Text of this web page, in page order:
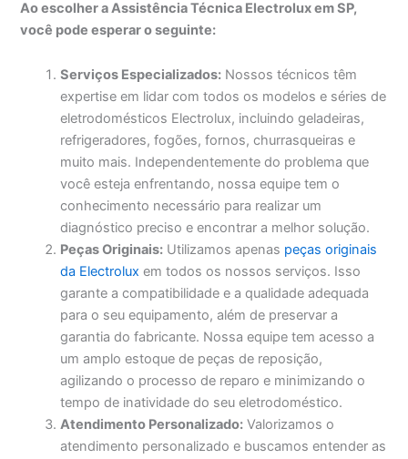
Ao escolher a Assistência Técnica Electrolux em SP,
você pode esperar o seguinte:
Serviços Especializados: Nossos técnicos têm
expertise em lidar com todos os modelos e séries de
eletrodomésticos Electrolux, incluindo geladeiras,
refrigeradores, fogões, fornos, churrasqueiras e
muito mais. Independentemente do problema que
você esteja enfrentando, nossa equipe tem o
conhecimento necessário para realizar um
diagnóstico preciso e encontrar a melhor solução.
Peças Originais: Utilizamos apenas peças originais
da Electrolux em todos os nossos serviços. Isso
garante a compatibilidade e a qualidade adequada
para o seu equipamento, além de preservar a
garantia do fabricante. Nossa equipe tem acesso a
um amplo estoque de peças de reposição,
agilizando o processo de reparo e minimizando o
tempo de inatividade do seu eletrodoméstico.
Atendimento Personalizado: Valorizamos o
atendimento personalizado e buscamos entender as